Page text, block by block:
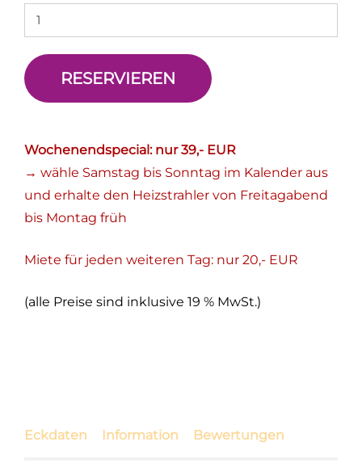
RESERVIEREN
Wochenendspecial: nur 39,- EUR
→ wähle Samstag bis Sonntag im Kalender aus
und erhalte den Heizstrahler von Freitagabend
bis Montag früh
Miete für jeden weiteren Tag: nur 20,- EUR
(alle Preise sind inklusive 19 % MwSt.)
Eckdaten Information Bewertungen